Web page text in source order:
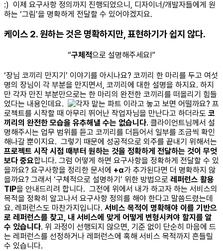
:) 이제 요구사항 정의까지 진행되었으니, 디자이너/개발자들에게 원
하는 ‘그림’을 명확하게 전달할 수 있어야겠지요.
케이스 2. 원하는 것은 명확하지만, 표현하기가 쉽지 않다.
“구체적으로 설명해주세요!”
‘장님 코끼리 만지기’ 이야기를 아시나요? 코끼리 한 마리를 두고 여섯
명의 장님이 각 부분을 만지면서, 코끼리에 대한 설명을 하지요. 하지
만 각자 만진 부분만으로는 한 마리의 완전한 코끼리를 떠올리기 힘들
었다는 내용인데요.
이라고 놓고 보면 어떨까요? 프
로젝트를 시작할 때 아무리 뛰어난 작업자님을 만난다고 하더라도 코
끼리의 완전한 모습을 유추해낼 수는 없습니다. 클라이언트님께서 설
명해주시는 업무 범위를 듣고 코끼리를 더듬어서 일부를 조금씩 확인
해나갈 뿐이지요. 그렇기 때문에 성공적으로 외주를 끝내기 위해서는
프로젝트 시작 시점 때부터 원하는 것을 정확하게 전달하는 것이 무엇
보다 중요합니다. 그럼 어떻게 하면 요구사항을 정확하게 전달할 수 있
을까요? 요구사항을 정리한 문서에 +α가 추가된다면 더 명확하지 않
을까요? 그래서 ‘구체적으로 설명하기’ 위한 방법으로 레퍼런스 활용
TIP을 안내드리려 합니다. 그전에 위에서 내가 하고자 하는 서비스의
목적을 정확히 알고나서 요구사항 정의를 해야 한다고 말씀드렸는데
요. 레퍼런스도 마찬가지입니다. 서비스 목적이 명확해야 이를 기반으
로 레퍼런스를 찾고, 내 서비스에 맞게 어떻게 변형시켜야 할지를 알
수 있습니다. 위 과정이 선행되지 않으면, 기준 없이 단순히 마음에 드
는 레퍼런스를 선정하거나 레퍼런스에 혹해 서비스 목적까지 흔들릴
수 있습니다.